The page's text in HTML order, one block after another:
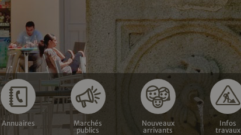
Annuaires
Marchés
publics
Nouveaux
arrivants
Infos
travaux